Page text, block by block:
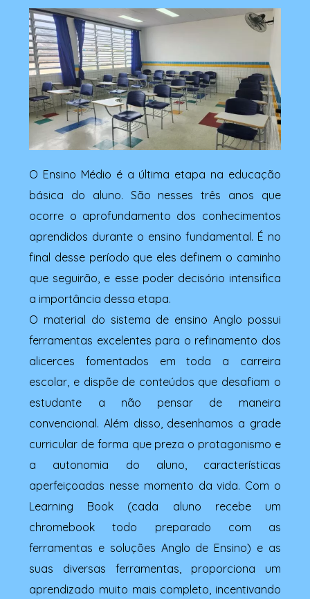
O Ensino Médio é a última etapa na educação
básica do aluno. São nesses três anos que
ocorre o aprofundamento dos conhecimentos
aprendidos durante o ensino fundamental. É no
final desse período que eles definem o caminho
que seguirão, e esse poder decisório intensifica
a importância dessa etapa.
O material do sistema de ensino Anglo possui
ferramentas excelentes para o refinamento dos
alicerces fomentados em toda a carreira
escolar, e dispõe de conteúdos que desafiam o
estudante a não pensar de maneira
convencional. Além disso, desenhamos a grade
curricular de forma que preza o protagonismo e
a autonomia do aluno, características
aperfeiçoadas nesse momento da vida. Com o
Learning Book (cada aluno recebe um
chromebook todo preparado com as
ferramentas e soluções Anglo de Ensino) e as
suas diversas ferramentas, proporciona um
aprendizado muito mais completo, incentivando